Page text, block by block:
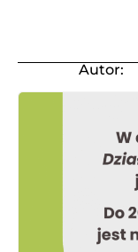
Autor: